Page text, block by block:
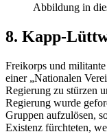
Abbildung in
8. Kapp-
Freikorps und
einer „Nationalen
Regierung zu stürzen
Regierung wurde
Gruppen aufzulösen,
Existenz fürchteten,